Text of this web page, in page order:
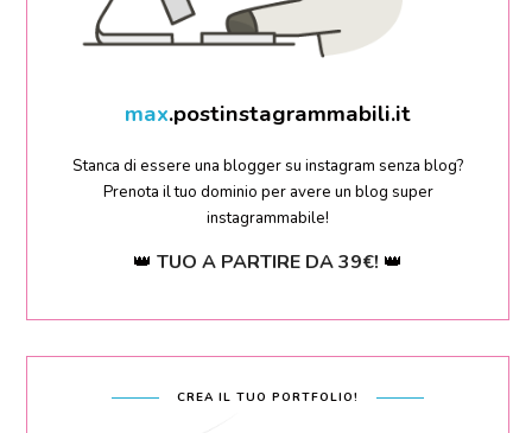
filippo.postinstagrammabili.it
Stanca di essere una blogger su instagram senza blog?
Prenota il tuo dominio per avere un blog super
instagrammabile!
👑TUO A PARTIRE DA 39€! 👑
CREA IL TUO PORTFOLIO!